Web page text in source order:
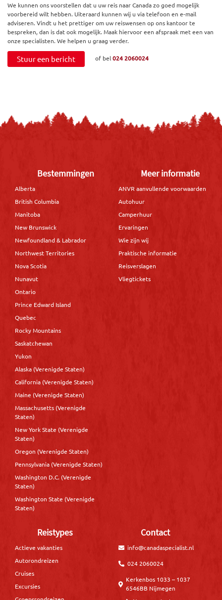
We kunnen ons voorstellen dat u uw reis naar Canada zo goed mogelijk
voorbereid wilt hebben. Uiteraard kunnen wij u via telefoon en e-mail
adviseren. Vindt u het prettiger om uw reiswensen op ons kantoor te
bespreken, dan is dat ook mogelijk. Maak hiervoor een afspraak met een van
onze specialisten. We helpen u graag verder.
Stuur een bericht of bel024 2060024
Bestemmingen
Alberta
British Columbia
Manitoba
New Brunswick
Newfoundland & Labrador
Northwest Territories
Nova Scotia
Nunavut
Ontario
Prince Edward Island
Quebec
Rocky Mountains
Saskatchewan
Yukon
Alaska (Verenigde Staten)
California (Verenigde Staten)
Maine (Verenigde Staten)
Massachusetts (Verenigde
Staten)
New York State (Verenigde
Staten)
Oregon (Verenigde Staten)
Pennsylvania (Verenigde Staten)
Washington D.C. (Verenigde
Staten)
Washington State (Verenigde
Staten)
Meer informatie
ANVR aanvullende voorwaarden
Autohuur
Camperhuur
Ervaringen
Wie zijn wij
Praktische informatie
Reisverslagen
Vliegtickets
Reistypes
Actieve vakanties
Autorondreizen
Cruises
Excursies
Contact
info@canadaspecialist.nl
024 2060024
Kerkenbos 1033 – 1037
6546BB Nijmegen